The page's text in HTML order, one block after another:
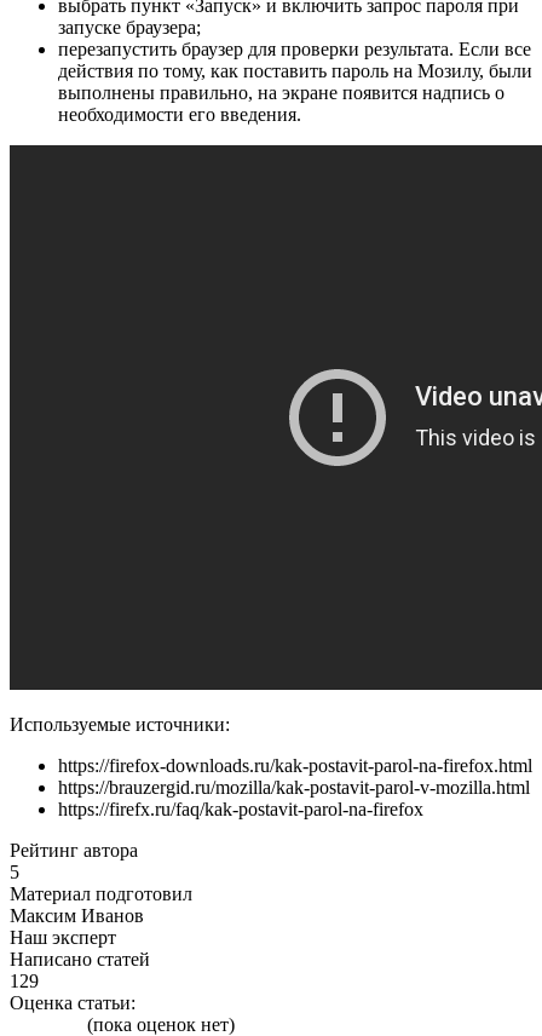
выбрать пункт «Запуск» и включить запрос пароля при
запуске браузера;
перезапустить браузер для проверки результата. Если все
действия по тому, как поставить пароль на Мозилу, были
выполнены правильно, на экране появится надпись о
необходимости его введения.
Используемые источники:
https://firefox-downloads.ru/kak-postavit-parol-na-firefox.html
https://brauzergid.ru/mozilla/kak-postavit-parol-v-mozilla.html
https://firefx.ru/faq/kak-postavit-parol-na-firefox
Рейтинг автора
5
Материал подготовил
Максим Иванов
Наш эксперт
Написано статей
129
Оценка статьи:
(пока оценок нет)